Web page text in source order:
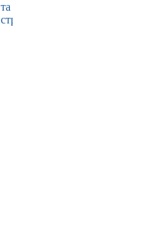
та
страхування